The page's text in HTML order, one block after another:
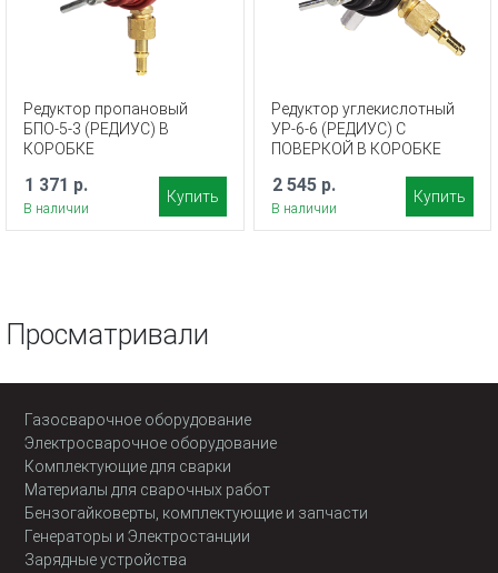
Редуктор пропановый
БПО-5-3 (РЕДИУС) В
КОРОБКЕ
1 371 р.
В наличии
Купить
Редуктор углекислотный
УР-6-6 (РЕДИУС) С
ПОВЕРКОЙ В КОРОБКЕ
2 545 р.
В наличии
Купить
Просматривали
Газосварочное оборудование
Электросварочное оборудование
Комплектующие для сварки
Материалы для сварочных работ
Бензогайковерты, комплектующие и запчасти
Генераторы и Электростанции
Зарядные устройства